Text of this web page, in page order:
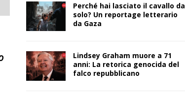
Perché hai lasciato il cavallo da
solo? Un reportage letterario
da Gaza
Lindsey Graham muore a 71
anni: La retorica genocida del
falco repubblicano